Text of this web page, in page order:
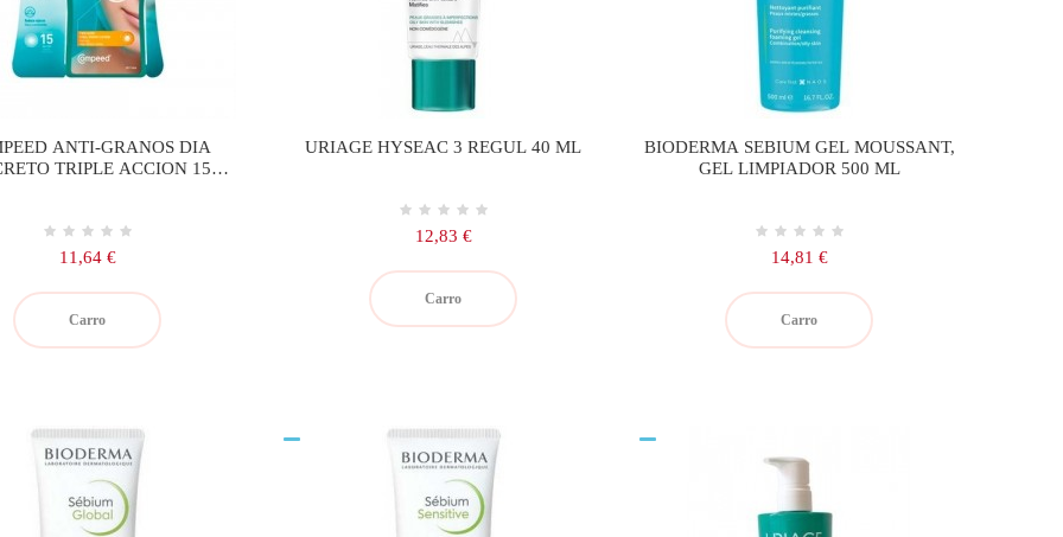
ANTI-GRANOS DIA
TRIPLE ACCION 15
Precio
11,64 €
Carro
URIAGE HYSEAC 3 REGUL 40 ML
Precio
12,83 €
Carro
BIODERMA SEBIUM GEL MOUSSANT,
GEL LIMPIADOR 500 ML
Precio
14,81 €
Carro